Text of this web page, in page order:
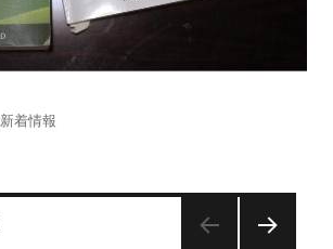
カ
新着情報